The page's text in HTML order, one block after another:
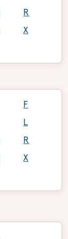
R
X
F
L
R
X